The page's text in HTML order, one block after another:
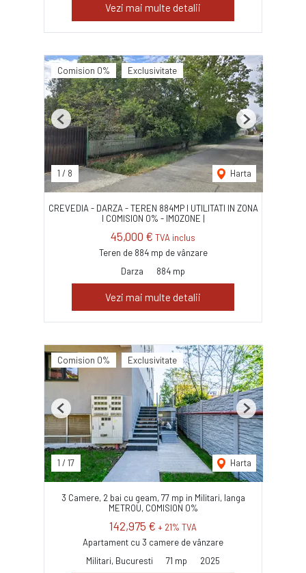
Vezi mai multe detalii
Comision 0% Exclusivitate
1 / 8 Harta
Previous Next
CREVEDIA - DARZA - TEREN 884MP I UTILITATI IN ZONA
I COMISION 0% - IMOZONE |
45,000 € TVA inclus
Teren de 884 mp de vânzare
Darza
884 mp
Vezi mai multe detalii
Comision 0% Exclusivitate
1 / 17 Harta
Previous Next
3 Camere, 2 bai cu geam, 77 mp in Militari, langa
METROU, COMISION 0%
142,975 € + 21% TVA
Apartament cu 3 camere de vânzare
Militari, Bucuresti
71 mp 2025